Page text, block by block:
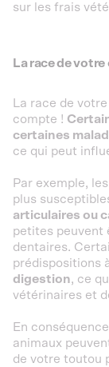
sur les frais
La race de votre
La race de
compte !
certaines
ce qui peut
Par exemple,
plus
articulaires ou
petites peuvent
dentaires.
prédispositions
digestion, ce
vétérinaires et
En
animaux
de votre toutou